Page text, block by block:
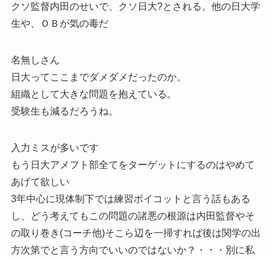
クソ監督内田のせいで、クソ日大?とされる。他の日大学
生や、ＯＢが気の毒だ
名無しさん
日大ってここまでダメダメだったのか。
組織として大きな問題を抱えている。
受験生も減るだろうね。
入力ミスが多いです
もう日大アメフト部全てをターゲットにするのはやめて
あげて欲しい
3年中心に現体制下では練習ボイコットと言う話もある
し、どう考えてもこの問題の諸悪の根源は内田監督やそ
の取り巻き(コーチ他)そこら辺を一掃すれば後は関学の出
方次第でと言う方向でいいのではないか？・・・別に私